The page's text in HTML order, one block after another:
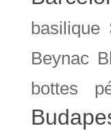
basilique
Beynac
bottes